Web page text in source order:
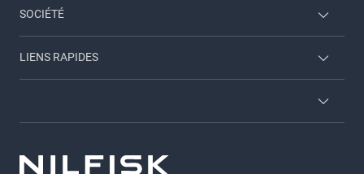
SOCIÉTÉ
A propos de nous
LIENS RAPIDES
Carriere
GDPR-FR